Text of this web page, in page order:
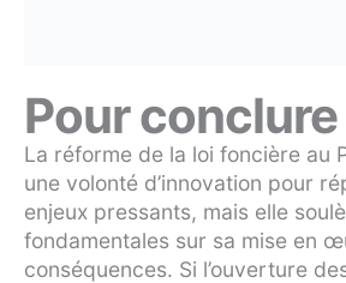
Pour conclure
La réforme de la loi foncière au
une volonté d’innovation pour
enjeux pressants, mais elle
fondamentales sur sa mise en
conséquences. Si l’ouverture